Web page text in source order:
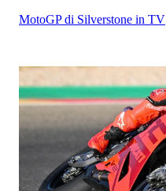
MotoGP di Silverstone in TV